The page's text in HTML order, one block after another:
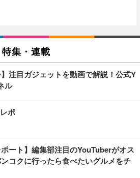
特集・連載
】注目ガジェットを動画で解説！公式Y
ル
ポ
ポート】編集部注目のYouTuberがオス
コクに行ったら食べたいグルメをチ